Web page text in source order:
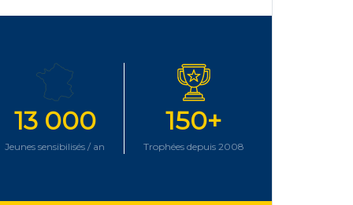
13 000
Jeunes sensibilisés / an
150+
Trophées depuis 2008